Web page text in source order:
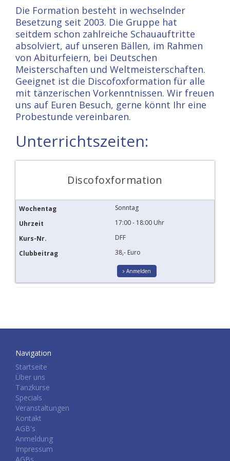
Die Formation besteht in wechselnder
Besetzung seit 2003. Die Gruppe hat
seitdem schon zahlreiche Schauauftritte
absolviert, auf unseren Bällen, im Rahmen
von Abiturfeiern, bei Deutschen
Meisterschaften und Weltmeisterschaften.
Geeignet ist die Discofoxformation für alle
mit tänzerischen Vorkenntnissen. Wir freuen
uns auf Euren Besuch, gerne könnt Ihr eine
Probestunde vereinbaren.
Unterrichtszeiten:
Discofoxformation
Sonntag
17:00 - 18:00 Uhr
DFF
38,- Euro
Anmelden
Navigation
Startseite
Über uns
Tanzkurse
Specials
Veranstaltungen
Kontakt
AGB's
Anmeldung
Impressum